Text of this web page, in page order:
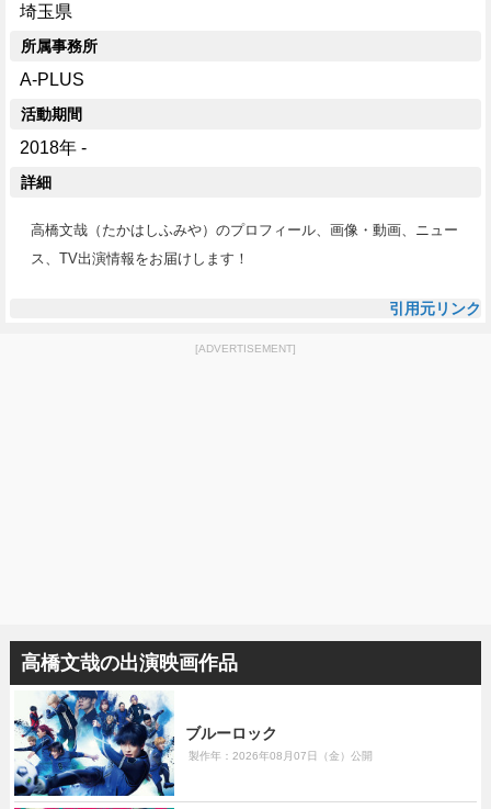
埼玉県
所属事務所
A-PLUS
活動期間
2018年 -
詳細
高橋文哉（たかはしふみや）のプロフィール、画像・動画、ニュー
ス、TV出演情報をお届けします！
引用元リンク
[ADVERTISEMENT]
高橋文哉の出演映画作品
ブルーロック
製作年：2026年08月07日（金）公開